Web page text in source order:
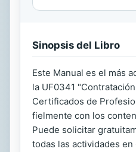
Sinopsis del Libro
Este Manual es el más
la UF0341
Certificados de
fielmente con los
Puede solicitar
todas las actividades en